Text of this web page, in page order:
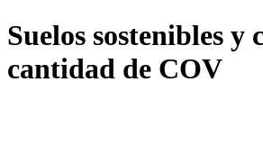
Suelos sostenibles y
cantidad de COV